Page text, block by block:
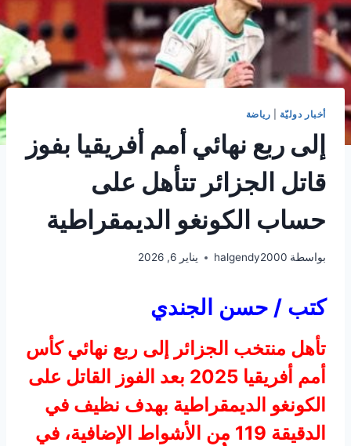
أخبار دوليّة رياضة
إلى ربع نهائي أمم أفريقيا بفوز
قاتل الجزائر تتأهل على
حساب الكونغو الديمقراطية
بواسطة halgendy2000 يناير 6, 2026
كتب / حسن الجندي
تأهل منتخب الجزائر إلى ربع نهائي كأس
أمم أفريقيا 2025 بعد الفوز القاتل على
الكونغو الديمقراطية بهدف نظيف في
الدقيقة 119 من الأشواط الإضافية، في